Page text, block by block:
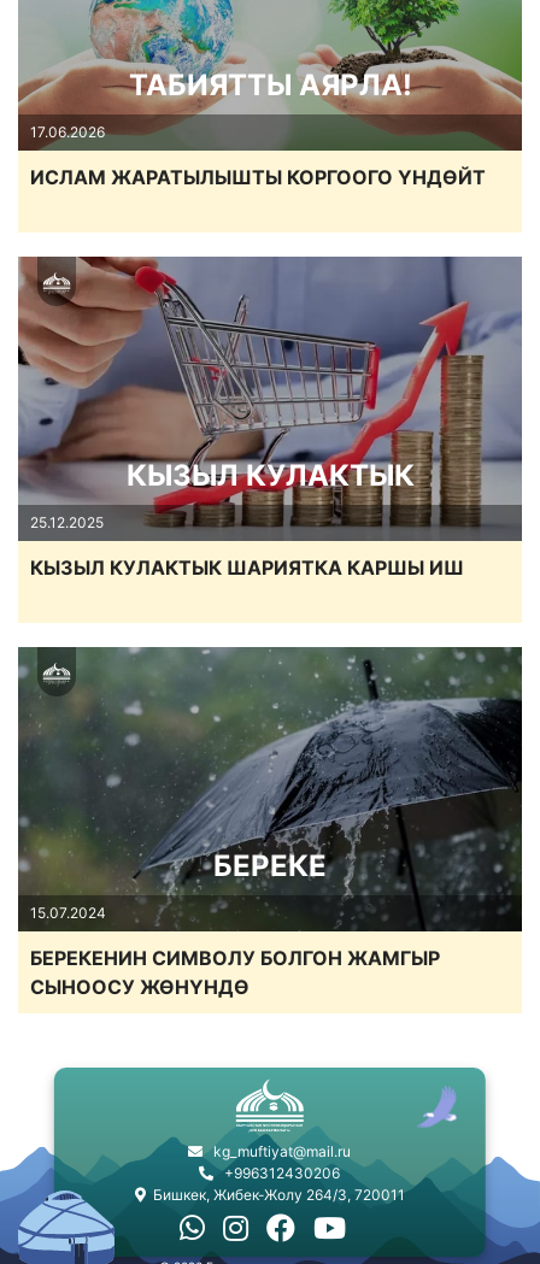
ТАБИЯТТЫ АЯРЛА!
17.06.2026
ИСЛАМ ЖАРАТЫЛЫШТЫ КОРГООГО ҮНДӨЙТ
КЫЗЫЛ КУЛАКТЫК
25.12.2025
КЫЗЫЛ КУЛАКТЫК ШАРИЯТКА КАРШЫ ИШ
БЕРЕКЕ
15.07.2024
БЕРЕКЕНИН СИМВОЛУ БОЛГОН ЖАМГЫР
СЫНООСУ ЖӨНҮНДӨ
kg_muftiyat@mail.ru
+996312430206
Бишкек, Жибек-Жолу 264/3, 720011